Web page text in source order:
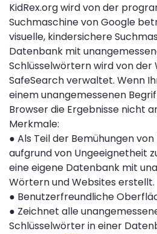
KidRex.org wird von der
Suchmaschine von Google
visuelle, kindersichere
Datenbank mit
Schlüsselwörtern wird von der
SafeSearch verwaltet. Wenn
einem unangemessenen
Browser die Ergebnisse nicht
Merkmale:
● Als Teil der Bemühungen von
aufgrund von Ungeeignetheit
eine eigene Datenbank mit
Wörtern und Websites erstellt.
● Benutzerfreundliche
● Zeichnet alle
Schlüsselwörter in einer